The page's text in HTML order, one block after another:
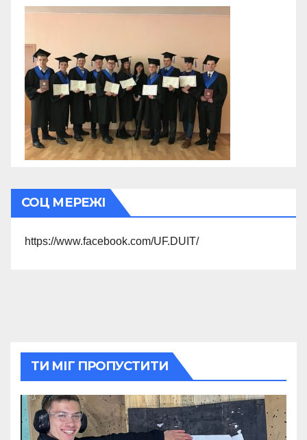
СОЦ МЕРЕЖІ
https://www.facebook.com/UF.DUIT/
ТИ МІГ ПРОПУСТИТИ